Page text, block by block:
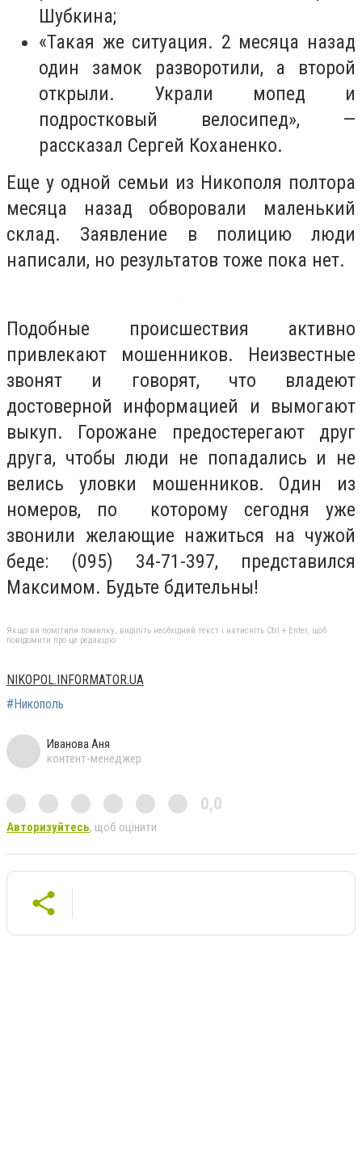
Шубкина;
«Такая же ситуация. 2 месяца назад
один замок разворотили, а второй
открыли. Украли мопед и
подростковый велосипед», —
рассказал Сергей Коханенко.
Еще у одной семьи из Никополя полтора
месяца назад обворовали маленький
склад. Заявление в полицию люди
написали, но результатов тоже пока нет.
Подобные происшествия активно
привлекают мошенников. Неизвестные
звонят и говорят, что владеют
достоверной информацией и вымогают
выкуп. Горожане предостерегают друг
друга, чтобы люди не попадались и не
велись уловки мошенников. Один из
номеров, по которому сегодня уже
звонили желающие нажиться на чужой
беде: (095) 34-71-397, представился
Максимом. Будьте бдительны!
Якщо ви помітили помилку, виділіть необхідний текст і натисніть Ctrl + Enter, щоб
повідомити про це редакцію
NIKOPOL.INFORMATOR.UA
#Никополь
Иванова Аня
контент-менеджер
0,0
Авторизуйтесь, щоб оцінити